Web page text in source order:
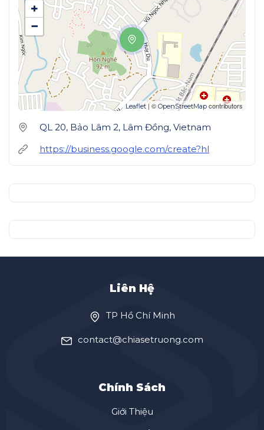
+
−
Leaflet | © OpenStreetMap contributors
QL 20, Bảo Lâm 2, Lâm Đồng, Vietnam
https://business.google.com/create?hl
Liên Hệ
TP Hồ Chí Minh
contact@chiasetruong.com
Chính Sách
Giới Thiệu